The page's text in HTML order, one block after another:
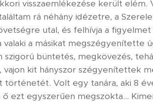
visszaemlékezése került elém.
rá néhány idézetre, a
utal, és felhívja a figyelmet
a másikat megszégyenítette
büntetés, megkövezés,
vajon kit hányszor szégyenítettek
történetét. Volt egy tanára, aki 8
ezt egyszerűen megszokta...